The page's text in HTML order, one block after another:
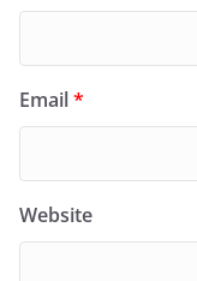
Email*
Website